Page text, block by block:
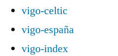
vigo-celtic
vigo-españa
vigo-index